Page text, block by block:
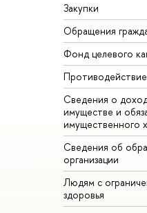
Закупки
Обращения
Фонд целевого
Сведения о
имуществе и
имущественного
Сведения об
организации
Людям с
здоровья